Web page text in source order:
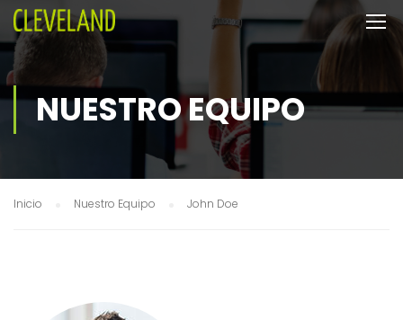
NUESTRO EQUIPO
Inicio Nuestro Equipo John Doe